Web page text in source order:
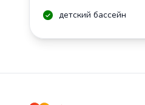
детский бассейн